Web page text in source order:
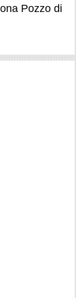
Pozzo di